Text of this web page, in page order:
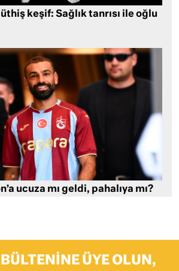
keşif: Sağlık tanrısı ile oğlu
ucuza mı geldi, pahalıya mı?
ÜYE OLUN,